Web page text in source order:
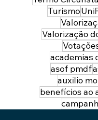
Turismo
Valorização
academias
asof pmdf
auxilio
benefícios ao